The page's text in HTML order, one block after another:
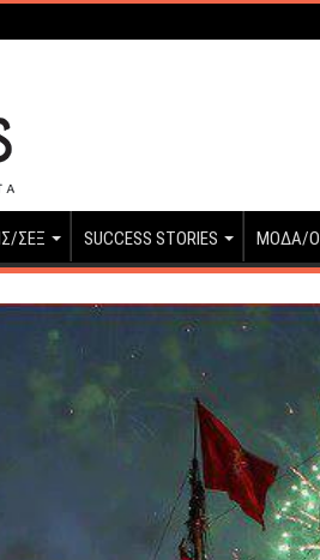
ΣΕΞ SUCCESS STORIES ΜΟΔΑ/